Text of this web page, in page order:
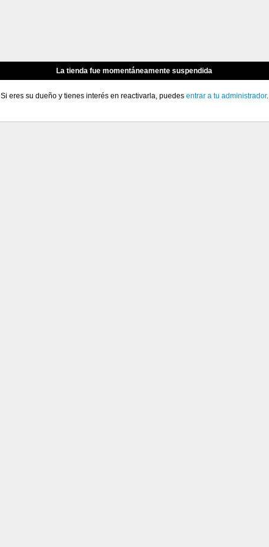
La tienda fue momentáneamente suspendida
Si eres su dueño y tienes interés en reactivarla, puedes entrar a tu administrador.